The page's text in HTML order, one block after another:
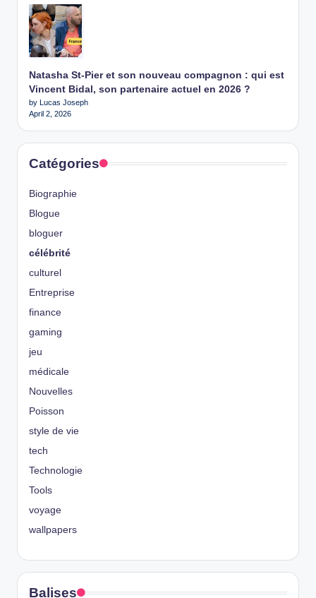
Natasha St-Pier et son nouveau compagnon : qui est
Vincent Bidal, son partenaire actuel en 2026 ?
by Lucas Joseph
April 2, 2026
Catégories
Biographie
Blogue
bloguer
célébrité
culturel
Entreprise
finance
gaming
jeu
médicale
Nouvelles
Poisson
style de vie
tech
Technologie
Tools
voyage
wallpapers
Balises